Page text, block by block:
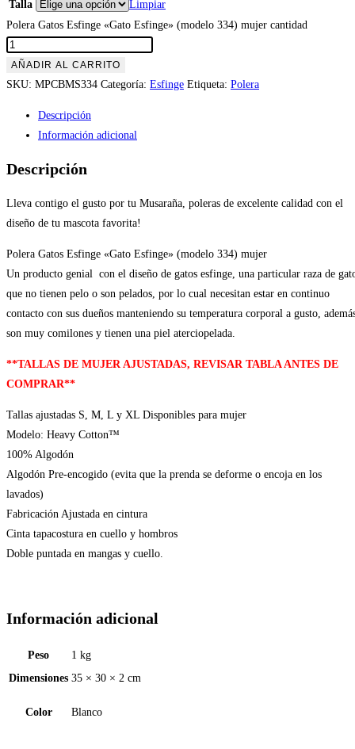
Talla
Limpiar
Polera Gatos Esfinge «Gato Esfinge» (modelo 334) mujer cantidad
AÑADIR AL CARRITO
SKU: MPCBMS334 Categoría: Esfinge Etiqueta: Polera
Descripción
Información adicional
Descripción
Lleva contigo el gusto por tu Musaraña, poleras de excelente calidad con el
diseño de tu mascota favorita!
Polera Gatos Esfinge «Gato Esfinge» (modelo 334) mujer
Un producto genial con el diseño de gatos esfinge, una particular raza de
que no tienen pelo o son pelados, por lo cual necesitan estar en continuo
contacto con sus dueños manteniendo su temperatura corporal a gusto,
son muy comilones y tienen una piel aterciopelada.
**TALLAS DE MUJER AJUSTADAS, REVISAR TABLA ANTES DE
COMPRAR**
Tallas ajustadas S, M, L y XL Disponibles para mujer
Modelo: Heavy Cotton™
100% Algodón
Algodón Pre-encogido (evita que la prenda se deforme o encoja en los
lavados)
Fabricación Ajustada en cintura
Cinta tapacostura en cuello y hombros
Doble puntada en mangas y cuello.
Información adicional
Peso
1 kg
Dimensiones 35 × 30 × 2 cm
Color Blanco